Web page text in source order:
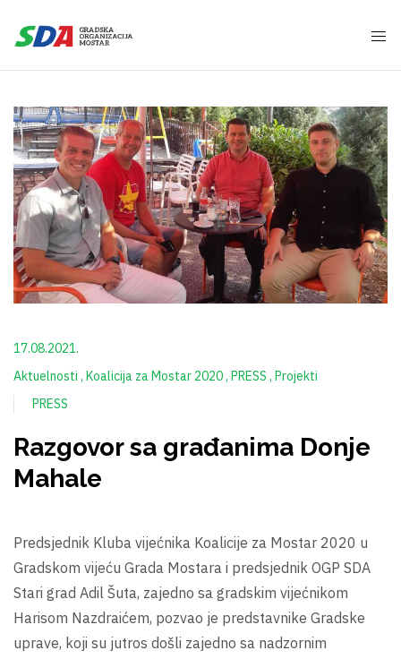
17.08.2021.
Aktuelnosti Koalicija za Mostar 2020 PRESS Projekti
PRESS
Razgovor sa građanima Donje
Mahale
Predsjednik Kluba vijećnika Koalicije za Mostar 2020 u
Gradskom vijeću Grada Mostara i predsjednik OGP SDA
Stari grad Adil Šuta, zajedno sa gradskim vijećnikom
Harisom Nazdraićem, pozvao je predstavnike Gradske
uprave, koji su jutros došli zajedno sa nadzornim